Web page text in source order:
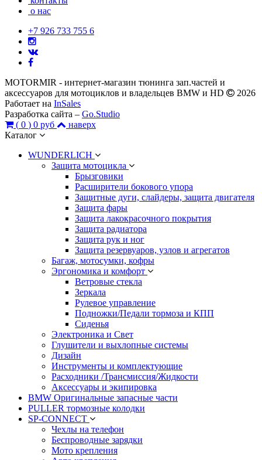
о нас
+7 926 733 755 6
MOTORMIR - интернет-магазин тюнинга зап.частей и
аксессуаров для мотоциклов и владельцев BMW и HD
2026
Работает на InSales
Разработка сайта – Go.Studio
( 0 ) 0 руб
наверх
Каталог
WUNDERLICH
Защита мотоцикла
Брызговики
Расширители бокового упора
Защитные дуги, слайдеры, защита двигателя
Защита фары
Защита лакокрасочного покрытия
Защита радиатора
Защита рук и ног
Защита резервуаров, узлов и агрегатов
Багаж, мотосумки, кофры
Эргономика и комфорт
Ветровые стекла
Зеркала
Рулевое управление
Подножки/Педали тормоза и КПП
Сиденья
Электроника и Свет
Глушители и выхлопные системы
Дизайн
Инструменты и комплектующие
Расходники /Трансмиссия/Жидкости
Аксессуары и экипировка
BMW Оригинальные запасные части
PULLER тормозные колодки
SP-CONNECT
Чехлы на телефон
Беспроводные зарядки
Мото крепления